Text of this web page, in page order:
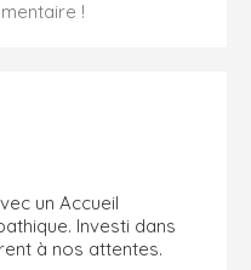
!
un Accueil
Investi dans
à nos attentes.